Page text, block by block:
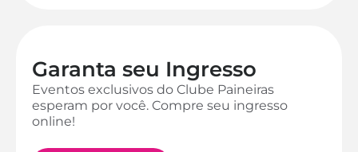
Garanta seu Ingresso
Eventos exclusivos do Clube Paineiras
esperam por você. Compre seu ingresso
online!